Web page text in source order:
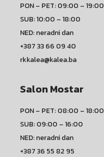
PON – PET: 09:00 – 19:00
SUB: 10:00 – 18:00
NED: neradni dan
+387 33 66 09 40
rkkalea@kalea.ba
Salon Mostar
PON – PET: 08:00 – 18:00
SUB: 09:00 – 16:00
NED: neradni dan
+387 36 55 82 95